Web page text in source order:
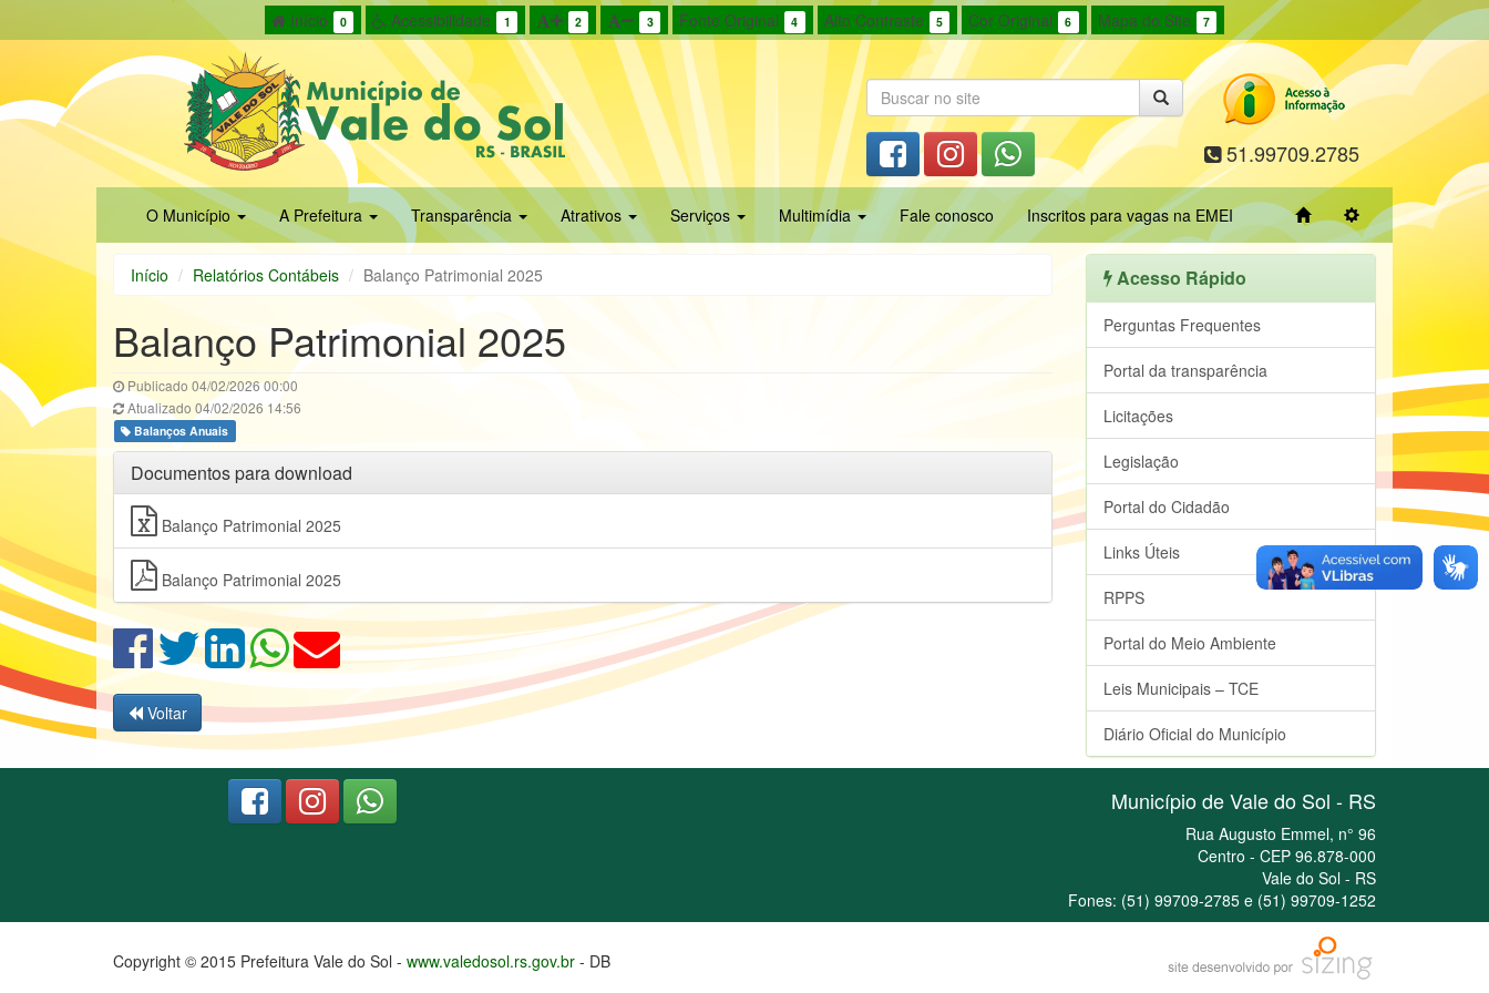
Início 0 Acessibilidade 1 2 3 Fonte Original 4 Alto Contraste 5 Cor Original 6 Mapa do Site 7
51.99709.2785
O Município A Prefeitura Transparência Atrativos Serviços Multimídia Fale conosco Inscritos para vagas na EMEI
Início Relatórios Contábeis Balanço Patrimonial 2025
Balanço Patrimonial 2025
Publicado 04/02/2026 00:00
Atualizado 04/02/2026 14:56
Balanços Anuais
Documentos para download
Balanço Patrimonial 2025
Balanço Patrimonial 2025
Voltar
Acesso Rápido
Perguntas Frequentes
Portal da transparência
Licitações
Legislação
Portal do Cidadão
Links Úteis
RPPS
Portal do Meio Ambiente
Leis Municipais – TCE
Diário Oficial do Município
Município de Vale do Sol - RS
Rua Augusto Emmel, n° 96
Centro - CEP 96.878-000
Vale do Sol - RS
Fones: (51) 99709-2785 e (51) 99709-1252
Copyright © 2015 Prefeitura Vale do Sol - www.valedosol.rs.gov.br - DB